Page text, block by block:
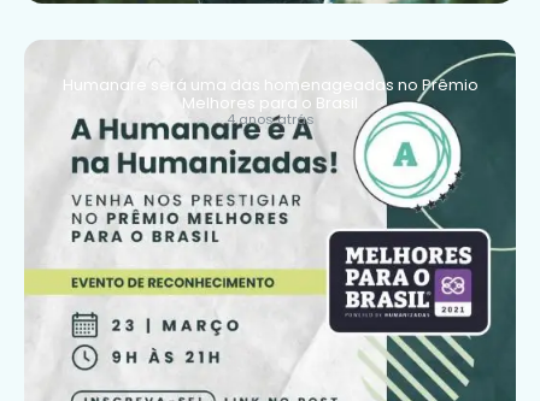
Humanare será uma das homenageadas no Prêmio
Melhores para o Brasil
4 anos atrás